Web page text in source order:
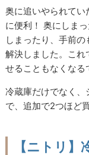
奥に追いやられてい
に便利！ 奥にしま
しまったり、手前
解決しました。これ
せることもなくなる
冷蔵庫だけでなく
で、追加で2つほど
【ニトリ